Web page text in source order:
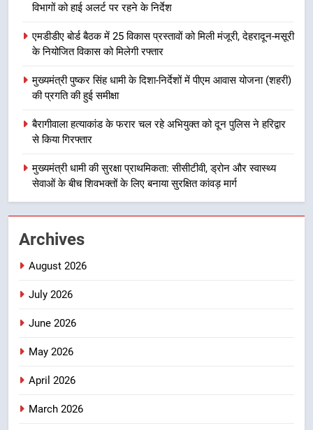
सड़क सुरक्षा पर डीएम का सख्त एक्शन,
ब्लैक स्पॉट होंगे सुरक्षित, हर माह होगी
प्रगति समीक्षा
उत्तराखण्ड
महाराज की राजस्थान के मुख्यमंत्री से
गतिविधियों के विस्तार पर हुई चर्चा
उत्तराखण्ड
2
विभागों को हाई अलर्ट पर रहने के निर्देश
एमडीडीए बोर्ड बैठक में 25 विकास प्रस्तावों को मिली मंजूरी, देहरादून-मसूरी
के नियोजित विकास को मिलेगी रफ्तार
मुख्यमंत्री पुष्कर सिंह धामी के दिशा-निर्देशों में पीएम आवास योजना (शहरी)
की प्रगति की हुई समीक्षा
बैरागीवाला हत्याकांड के फरार चल रहे अभियुक्त को दून पुलिस ने हरिद्वार
से किया गिरफ्तार
मुख्यमंत्री धामी की सुरक्षा प्राथमिकता: सीसीटीवी, ड्रोन और स्वास्थ्य
सेवाओं के बीच शिवभक्तों के लिए बनाया सुरक्षित कांवड़ मार्ग
Archives
August 2026
July 2026
June 2026
May 2026
April 2026
March 2026